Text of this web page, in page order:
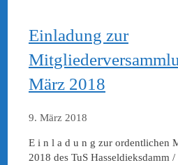
Einladung zur
März 2018
9. März 2018
E i n l a d u n g zur ordentlichen
2018 des TuS Hasseldieksdamm